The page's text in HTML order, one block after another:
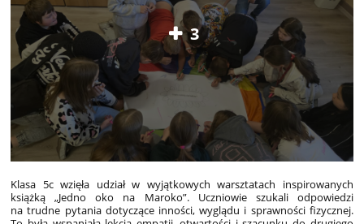
3
Klasa 5c wzięła udział w wyjątkowych warsztatach inspirowanych
książką „Jedno oko na Maroko”. Uczniowie szukali odpowiedzi
na trudne pytania dotyczące inności, wyglądu i sprawności fizycznej.